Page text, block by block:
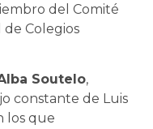
del Comité
de Colegios
Soutelo,
constante de Luis
los que